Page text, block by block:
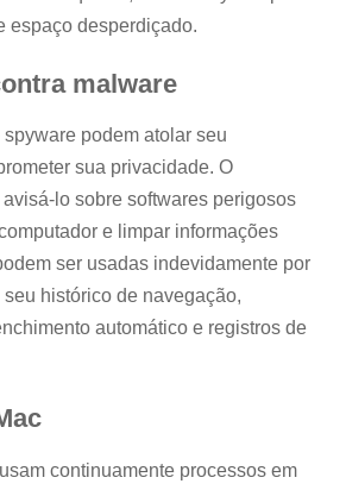
espaço desperdiçado.
malware
podem atolar seu
sua privacidade. O
lo sobre softwares perigosos
e limpar informações
ser usadas indevidamente por
histórico de navegação,
automático e registros de
continuamente processos em